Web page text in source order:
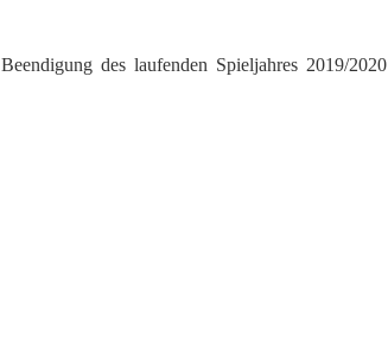
des laufenden Spieljahres 2019/2020